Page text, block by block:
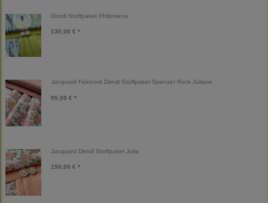
Dirndl Stoffpaket Philomena
130,00 € *
Jacquard Feincord Dirndl Stoffpaket Spenzer Rock Juliane
95,00 € *
Jacquard Dirndl Stoffpaket Julia
150,00 € *